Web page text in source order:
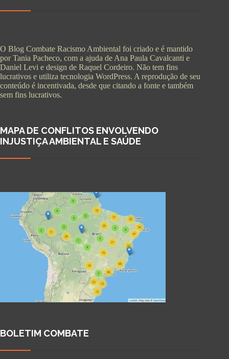
O Blog Combate Racismo Ambiental foi criado e é mantido
por Tania Pacheco, com a ajuda de Ana Paula Cavalcanti e
Daniel Levi e design de Raquel Cordeiro. Não tem fins
lucrativos e utiliza tecnologia WordPress. A reprodução de seu
conteúdo é incentivada, desde que citando a fonte e também
sem fins lucrativos.
MAPA DE CONFLITOS ENVOLVENDO
INJUSTIÇA AMBIENTAL E SAÚDE
BOLETIM COMBATE